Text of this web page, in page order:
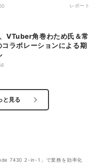
レポート
VTuber角巻わため氏＆常
ラボレーションによる期
と見る
7430 2-in-1」で業務を効率化